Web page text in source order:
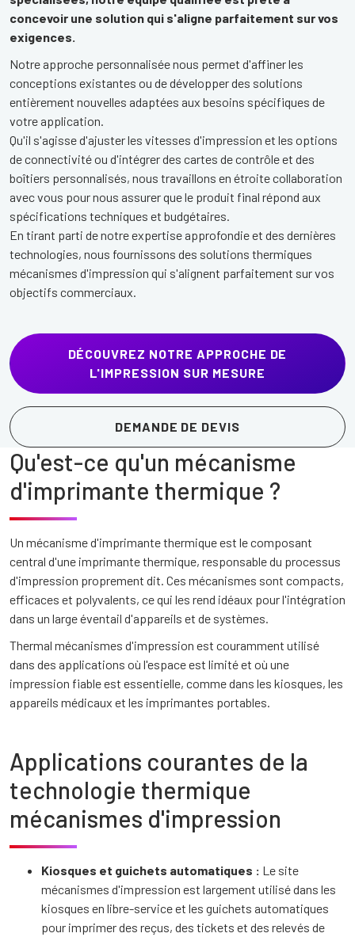
concevoir une solution qui s'aligne parfaitement sur vos
exigences.
Notre approche personnalisée nous permet d'affiner les
conceptions existantes ou de développer des solutions
entièrement nouvelles adaptées aux besoins spécifiques de
votre application.
Qu'il s'agisse d'ajuster les vitesses d'impression et les options
de connectivité ou d'intégrer des cartes de contrôle et des
boîtiers personnalisés, nous travaillons en étroite collaboration
avec vous pour nous assurer que le produit final répond aux
spécifications techniques et budgétaires.
En tirant parti de notre expertise approfondie et des dernières
technologies, nous fournissons des solutions thermiques
mécanismes d'impression qui s'alignent parfaitement sur vos
objectifs commerciaux.
DÉCOUVREZ NOTRE APPROCHE DE
L'IMPRESSION SUR MESURE
DEMANDE DE DEVIS
Qu'est-ce qu'un mécanisme
d'imprimante thermique ?
Un mécanisme d'imprimante thermique est le composant
central d'une imprimante thermique, responsable du processus
d'impression proprement dit. Ces mécanismes sont compacts,
efficaces et polyvalents, ce qui les rend idéaux pour l'intégration
dans un large éventail d'appareils et de systèmes.
Thermal mécanismes d'impression est couramment utilisé
dans des applications où l'espace est limité et où une
impression fiable est essentielle, comme dans les kiosques, les
appareils médicaux et les imprimantes portables.
Applications courantes de la
technologie thermique
mécanismes d'impression
Kiosques et guichets automatiques : Le site
mécanismes d'impression est largement utilisé dans les
kiosques en libre-service et les guichets automatiques
pour imprimer des reçus, des tickets et des relevés de